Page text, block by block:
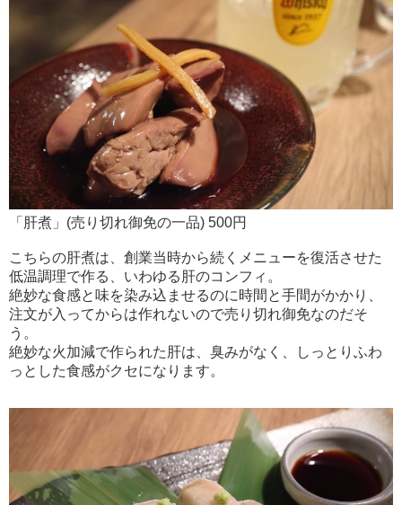
「肝煮」(売り切れ御免の一品) 500円
こちらの肝煮は、創業当時から続くメニューを復活させた
低温調理で作る、いわゆる肝のコンフィ。
絶妙な食感と味を染み込ませるのに時間と手間がかかり、
注文が入ってからは作れないので売り切れ御免なのだそ
う。
絶妙な火加減で作られた肝は、臭みがなく、しっとりふわ
っとした食感がクセになります。